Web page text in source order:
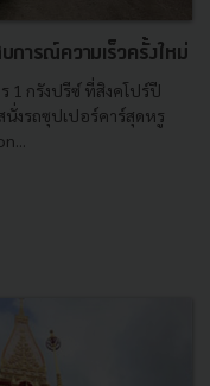
ารณ์ความเร็วครั้งใหม่
1 กรังปรีซ์ ที่สิงคโปร์ปี
นั่งรถซุปเปอร์คาร์สุดหรู